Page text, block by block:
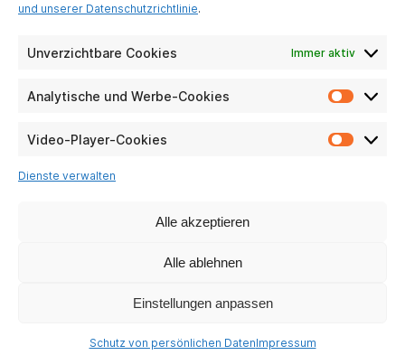
und unserer Datenschutzrichtlinie.
Unverzichtbare Cookies Immer aktiv
Analytische und Werbe-Cookies
Werbe-
Video-Player-Cookies
Video-
Dienste verwalten
Alle akzeptieren
Alle ablehnen
Einstellungen anpassen
Schutz von persönlichen DatenImpressum
Impressum
personenbezogener
Particuliers
CSR
UNSERE SOZIALEN NETZWERKE